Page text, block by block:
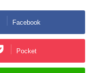
Facebook
Pocket